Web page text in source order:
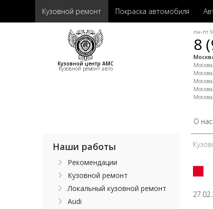
Кузовной ремонт Покраска автомобиля
Кузовной центр АМС
Кузовной ремонт авто
пн-пт
8
О нас
Наши работы
Рекомендации
Кузовной ремонт
Локальный кузовной ремонт
Audi